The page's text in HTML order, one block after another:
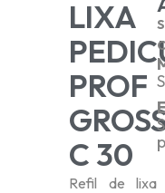
LIXA
PROF
C 30
Refil de lixa